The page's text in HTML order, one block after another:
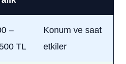
–
TL
Konum ve saat
etkiler